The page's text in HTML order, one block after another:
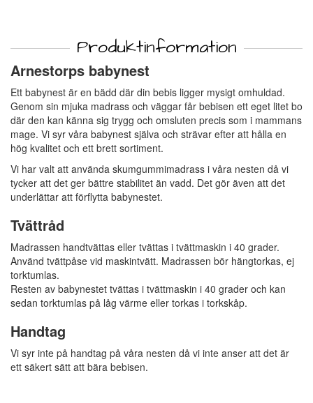
Produktinformation
Arnestorps babynest
Ett babynest är en bädd där din bebis ligger mysigt omhuldad.
Genom sin mjuka madrass och väggar får bebisen ett eget litet bo
där den kan känna sig trygg och omsluten precis som i mammans
mage. Vi syr våra babynest själva och strävar efter att hålla en
hög kvalitet och ett brett sortiment.
Vi har valt att använda skumgummimadrass i våra nesten då vi
tycker att det ger bättre stabilitet än vadd. Det gör även att det
underlättar att förflytta babynestet.
Tvättråd
Madrassen handtvättas eller tvättas i tvättmaskin i 40 grader.
Använd tvättpåse vid maskintvätt. Madrassen bör hängtorkas, ej
torktumlas.
Resten av babynestet tvättas i tvättmaskin i 40 grader och kan
sedan torktumlas på låg värme eller torkas i torkskåp.
Handtag
Vi syr inte på handtag på våra nesten då vi inte anser att det är
ett säkert sätt att bära bebisen.